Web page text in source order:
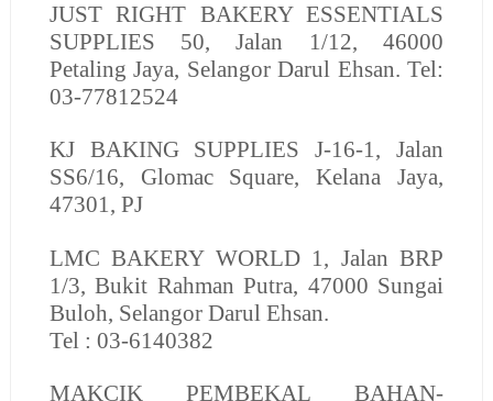
JUST RIGHT BAKERY ESSENTIALS
SUPPLIES 50, Jalan 1/12, 46000
Petaling Jaya, Selangor Darul Ehsan. Tel:
03-77812524
KJ BAKING SUPPLIES
J-16-1, Jalan
SS6/16, Glomac Square, Kelana Jaya,
47301, PJ
LMC BAKERY WORLD1, Jalan BRP
1/3, Bukit Rahman Putra, 47000 Sungai
Buloh, Selangor Darul Ehsan.
Tel : 03-6140382
MAKCIK PEMBEKAL BAHAN-